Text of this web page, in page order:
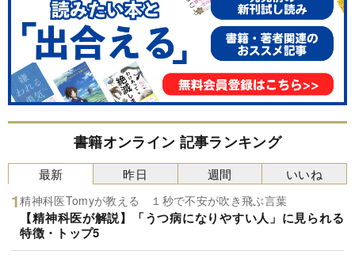
書籍オンライン 記事ランキング
最新
精神科医Tomyが教える １秒で不安が吹き飛ぶ言葉
【精神科医が解説】「うつ病になりやすい人」に見られる
特徴・トップ5
昨日 週間 いいね